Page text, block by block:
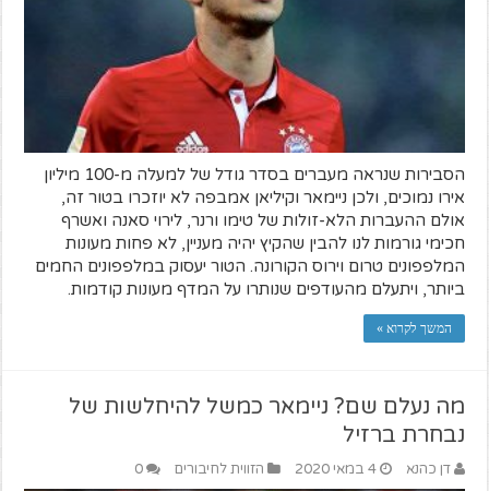
הסבירות שנראה מעברים בסדר גודל של למעלה מ-100 מיליון
אירו נמוכים, ולכן ניימאר וקיליאן אמבפה לא יוזכרו בטור זה,
אולם ההעברות הלא-זולות של טימו ורנר, לירוי סאנה ואשרף
חכימי גורמות לנו להבין שהקיץ יהיה מעניין, לא פחות מעונות
המלפפונים טרום וירוס הקורונה. הטור יעסוק במלפפונים החמים
ביותר, ויתעלם מהעודפים שנותרו על המדף מעונות קודמות.
המשך לקרוא »
מה נעלם שם? ניימאר כמשל להיחלשות של
נבחרת ברזיל
דן כהנא 4 במאי 2020 הזווית לחיבורים 0